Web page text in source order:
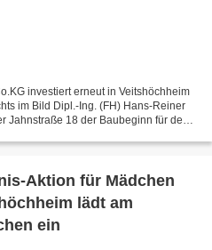
investiert erneut in Veitshöchheim
im Bild Dipl.-Ing. (FH) Hans-Reiner
Jahnstraße 18 der Baubeginn für den
Aktion für Mädchen
lädt am
ein